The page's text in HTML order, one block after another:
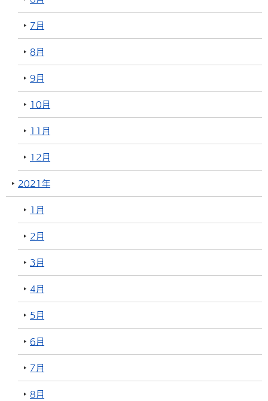
7月
8月
9月
10月
11月
12月
2021年
1月
2月
3月
4月
5月
6月
7月
8月